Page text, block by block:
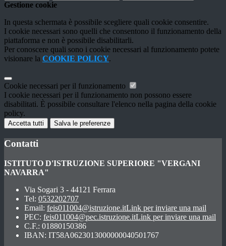
Gestione cookie
In questa schermata è possibile scegliere quali cookie consentire.
I cookie necessari sono quelli che consentono il funzionamento della
piattaforma e non è possibile disabilitarli.
Per conoscere quali sono i cookie necessari al funzionamento potete
visionare la COOKIE POLICY.
Cookie necessari per il funzionamento
I cookie necessari per il funzionamento non possono essere
disabilitati. È possibile consultare l'elenco nella pagina della cookie
policy.
Accetta tutti Salva le preferenze
Contatti
ISTITUTO D'ISTRUZIONE SUPERIORE "VERGANI
NAVARRA"
Via Sogari 3 - 44121 Ferrara
Tel: 0532202707
Email: feis011004@istruzione.itLink per inviare una mail
PEC: feis011004@pec.istruzione.itLink per inviare una mail
C.F.: 01880150386
IBAN: IT58A0623013000000040501767